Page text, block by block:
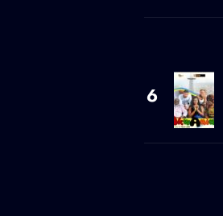
6